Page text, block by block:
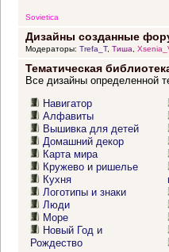
Sovietica
Дизайны созданные
Модераторы: Trefa_T, Тиша,
Тематическая
Все дизайны определенной
Навигатор
Алфавиты
Вышивка для детей
Домашний декор
Карта мира
Кружево и ришелье
Кухня
Логотипы и знаки
Люди
Море
Новый Год и
Рождество